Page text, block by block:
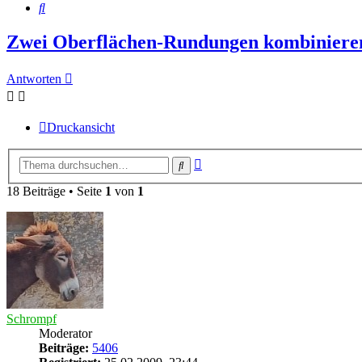
Suche
Zwei Oberflächen-Rundungen
Antworten
Druckansicht
Suche
18 Beiträge • Seite 1 von 1
Schrompf
Moderator
Beiträge: 5406